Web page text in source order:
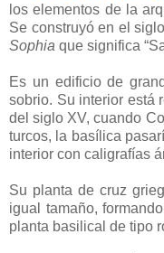
los elementos de la
Se construyó en el
Sophia que significa
Es un edificio de
sobrio. Su interior está
del siglo XV, cuando
turcos, la basílica
interior con caligrafías
Su planta de cruz
igual tamaño,
planta basilical de tipo